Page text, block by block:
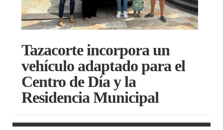
Tazacorte incorpora un
vehículo adaptado para el
Centro de Día y la
Residencia Municipal